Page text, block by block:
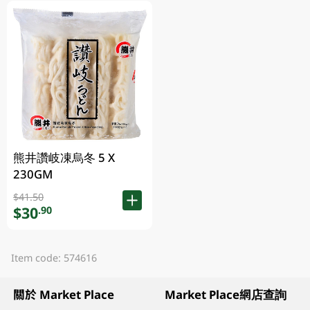
熊井讚岐凍烏冬 5 X
230GM
$41.50
$30.90
Item code: 574616
關於 Market Place Market Place網店查詢